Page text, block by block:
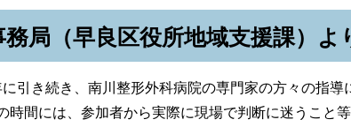
務局（早良区役所地域支援課）よ
に引き続き、南川整形外科病院の専門家の方々の指
時間には、参加者から実際に現場で判断に迷うこと